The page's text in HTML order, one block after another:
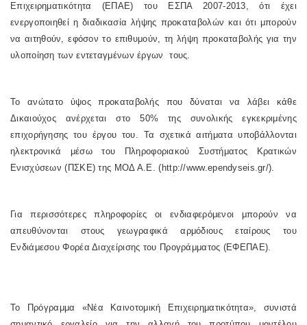
Επιχειρηματικότητα (ΕΠΑΕ) του ΕΣΠΑ 2007-2013, ότι έχει
ενεργοποιηθεί η διαδικασία λήψης προκαταβολών και ότι μπορούν
να αιτηθούν, εφόσον το επιθυμούν, τη λήψη προκαταβολής για την
υλοποίηση των εντεταγμένων έργων τους.
Το ανώτατο ύψος προκαταβολής που δύναται να λάβει κάθε
Δικαιούχος ανέρχεται στο 50% της συνολικής εγκεκριμένης
επιχορήγησης του έργου του. Τα σχετικά αιτήματα υποβάλλονται
ηλεκτρονικά μέσω του Πληροφοριακού Συστήματος Κρατικών
Ενισχύσεων (ΠΣΚΕ) της ΜΟΔ Α.Ε. (http://www.ependyseis.gr/).
Για περισσότερες πληροφορίες οι ενδιαφερόμενοι μπορούν να
απευθύνονται στους γεωγραφικά αρμόδιους εταίρους του
Ενδιάμεσου Φορέα Διαχείρισης του Προγράμματος (ΕΦΕΠΑΕ).
Το Πρόγραμμα «Νέα Καινοτομική Επιχειρηματικότητα», συνιστά